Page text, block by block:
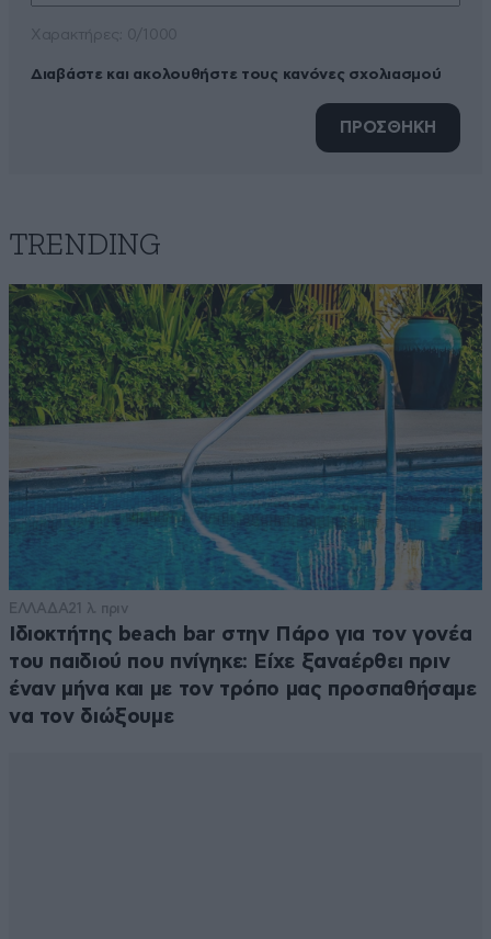
Διαβάστε και ακολουθήστε τους κανόνες σχολιασμού
ΠΡΟΣΘΗΚΗ
TRENDING
ΕΛΛΑΔΑ21 λ. πριν
Ιδιοκτήτης beach bar στην Πάρο για τον γονέα
του παιδιού που πνίγηκε: Είχε ξαναέρθει πριν
έναν μήνα και με τον τρόπο μας προσπαθήσαμε
να τον διώξουμε